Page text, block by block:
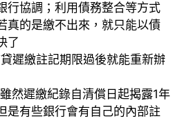
行協調；利用債務整合等方式
真的是繳不出來，就只能以債
了
遲繳註記期限過後就能重新辦
然遲繳紀錄自清償日起揭露1年
是有些銀行會有自己的內部註